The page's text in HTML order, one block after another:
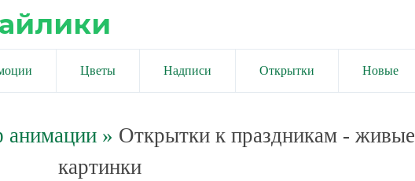
Цветы Надписи Открытки Новые
анимации» Открытки к праздникам - живые
картинки